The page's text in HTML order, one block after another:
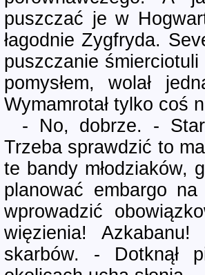
puszczać je w
łagodnie Zygfryda.
puszczanie
pomysłem, wolał
Wymamrotał tylko coś
- No, dobrze. -
Trzeba sprawdzić to
te bandy młodziaków,
planować embargo
wprowadzić
więzienia!
skarbów. - Dotknął